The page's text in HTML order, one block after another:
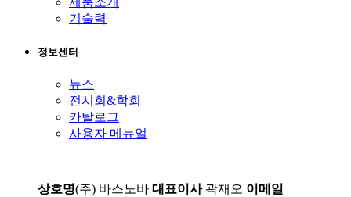
기술력
정보센터
뉴스
전시회&학회
카탈로그
사용자 메뉴얼
상호명(주) 바스노바 대표이사곽재오 이메일